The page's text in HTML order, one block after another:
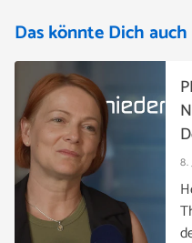
Das könnte Dich
8.